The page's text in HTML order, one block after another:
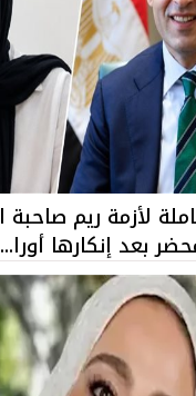
بعد إنكارها أورا...